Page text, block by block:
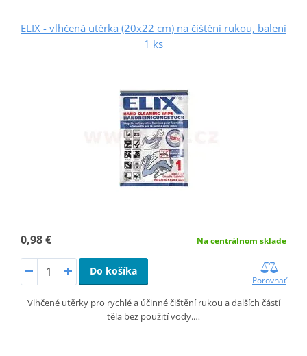
ELIX - vlhčená utěrka (20x22 cm) na čištění rukou, balení
1 ks
0,98 € Na centrálnom sklade
Do košíka
Porovnať
Vlhčené utěrky pro rychlé a účinné čištění rukou a dalších částí
těla bez použití vody.…